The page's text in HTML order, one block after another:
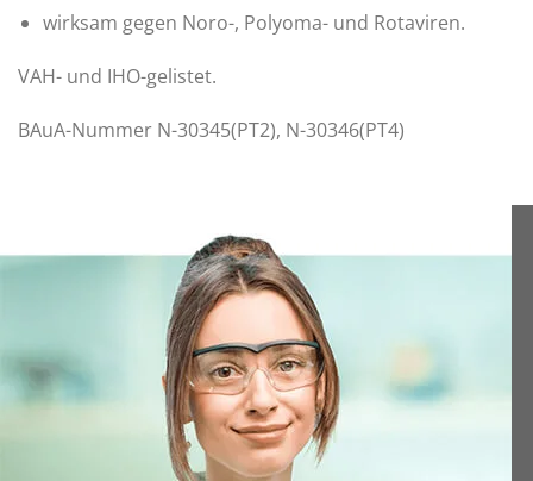
wirksam gegen Noro-, Polyoma- und Rotaviren.
VAH- und IHO-gelistet.
BAuA-Nummer N-30345(PT2), N-30346(PT4)